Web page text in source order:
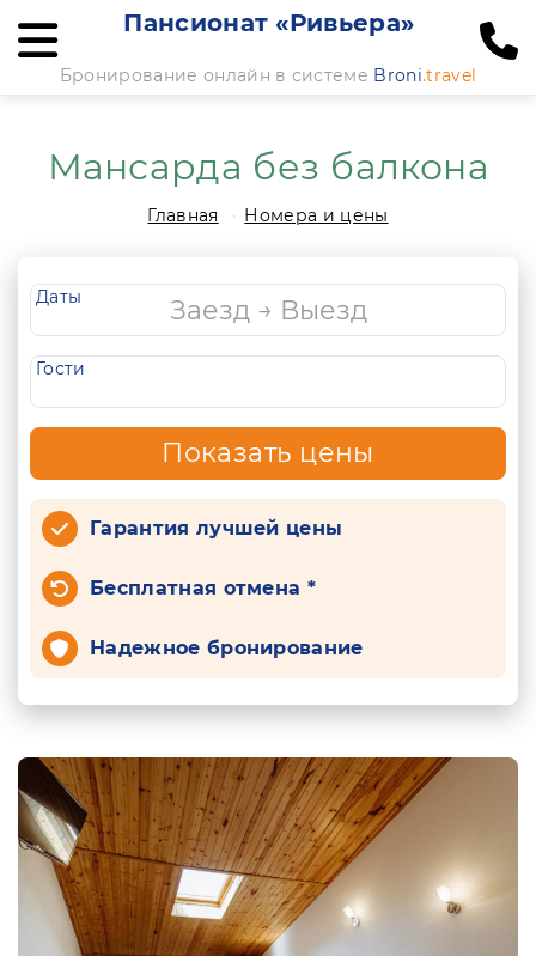
Пансионат «Ривьера»
Бронирование онлайн в системе Broni.travel
Мансарда без балкона
Главная Номера и цены
Даты
Гости
Показать цены
Гарантия лучшей цены
Бесплатная отмена *
Надежное бронирование